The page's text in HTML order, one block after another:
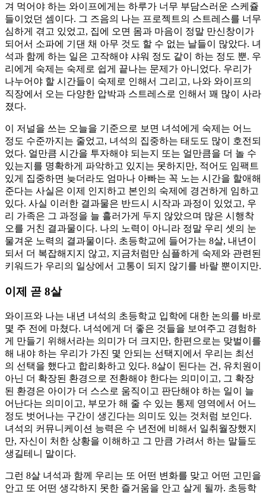
겨 먹어야 하는 와이프에게는 하루가 너무 부담스러운 스케쥴
들이었던 셈이다. 그 즈음의 나는 프로젝트의 스트레스를 너무
심하게 겪고 있었고, 집에 오면 몸과 마음이 정말 만신창이가
되어서 소파에 기댄 채 아무 것도 할 수 없는 날들이 많았다. 녀
석과 함께 하는 일은 고작해야 샤워 정도 같이 하는 정도 뿐. 우
리에게 숙제는 숙제로 쉽게 끝나는 문제가 아니었다. 우리가
나누어야 할 시간들이 숙제로 인해서 그리고, 나와 와이프의
직장에서 오는 다양한 압박과 스트레스로 인해서 꽤 많이 사라
졌다.
이 저널을 쓰는 오늘을 기준으로 보면 녀석에게 숙제는 어느
정도 수준까지는 줄었고, 녀석의 집중하는 태도도 많이 호전되
었다. 얼만큼 시간을 투자해야 되는지 또는 얼만큼을 더 놀 수
있는지를 명확하게 파악하고 있지는 못하지만, 적어도 임팩트
있게 집중하면 늦더라도 엄마나 아빠는 꼭 노는 시간을 할애해
준다는 사실은 이제 인지하고 본인의 숙제에 경건하게 임하고
있다. 사실 이러한 결과물은 반드시 시작과 과정이 있었고, 우
리 가족은 그 과정을 늘 흘러가게 두지 않았으며 많은 시행착
오를 거친 결과물이다. 나의 노력이 아니라 정말 우리 셋의 눈
물겨운 노력의 결과물이다. 초등학교에 들어가는 8살, 내년이
되서 더 복잡해지지 않고, 지금처럼만 심플하게 숙제와 관련된
키워드가 우리의 일상에서 고통이 되지 않기를 바랄 뿐이지만.
이제 곧 8살
와이프와 나는 내년 녀석의 초등학교 입학에 대한 논의를 바로
몇 주 전에 마쳤다. 녀석에게 더 좋은 것들을 보여주고 경험하
게 만들기 위해서라는 의미가 더 크지만, 한편으로는 맞벌이를
해 내야 하는 우리가 가진 몇 안되는 선택지에서 우리는 최선
의 선택을 했다고 합리화하고 있다. 8살이 된다는 건, 유치원이
아닌 더 확장된 환경으로 전환해야 한다는 의미이고, 그 확장
된 환경은 아이가 더 스스로 움직이고 판단해야 하는 일이 늘
어난다는 의미이고, 부모가 해 줄 수 있는 통제 영역에서 어느
정도 벗어나는 구간이 생긴다는 의미도 있는 것처럼 보인다.
녀석의 커뮤니케이션 능력은 수 년전에 비해서 일취월장했지
만, 자신이 처한 상황을 이해하고 그 만큼 가려서 하는 말들도
생길테니 말이다.
그런 8살 녀석과 함께 우리는 또 어떤 변화를 맞고 어떤 고민을
안고 또 어떤 생각하지 못한 즐거움을 안고 살게 될까. 초등학